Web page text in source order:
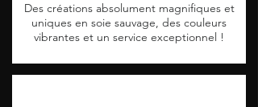
Des créations absolument magnifiques et
uniques en soie sauvage, des couleurs
vibrantes et un service exceptionnel !